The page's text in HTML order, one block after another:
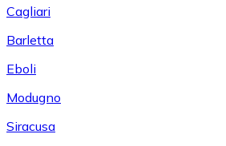
Cagliari
Barletta
Eboli
Modugno
Siracusa